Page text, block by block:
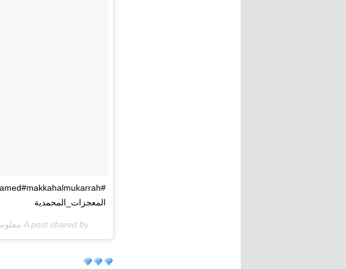
المعجزات_المحمدية
A post shared by